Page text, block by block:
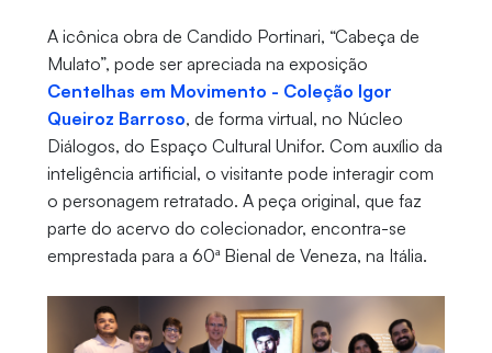
A icônica obra de Candido Portinari, “Cabeça de
Mulato”, pode ser apreciada na exposição
Centelhas em Movimento - Coleção Igor
Queiroz Barroso, de forma virtual, no Núcleo
Diálogos, do Espaço Cultural Unifor. Com auxílio da
inteligência artificial, o visitante pode interagir com
o personagem retratado. A peça original, que faz
parte do acervo do colecionador, encontra-se
emprestada para a 60ª Bienal de Veneza, na Itália.